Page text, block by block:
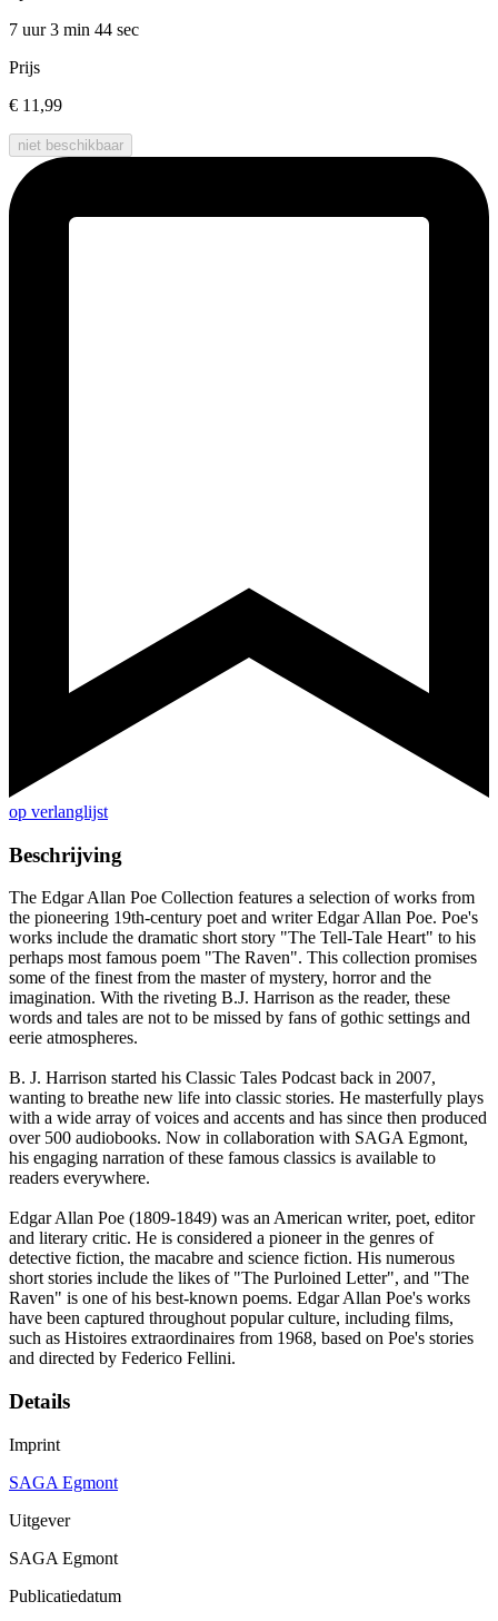
7 uur 3 min 44 sec
Prijs
€ 11,99
niet beschikbaar
op verlanglijst
Beschrijving
The Edgar Allan Poe Collection features a selection of works from
the pioneering 19th-century poet and writer Edgar Allan Poe. Poe's
works include the dramatic short story "The Tell-Tale Heart" to his
perhaps most famous poem "The Raven". This collection promises
some of the finest from the master of mystery, horror and the
imagination. With the riveting B.J. Harrison as the reader, these
words and tales are not to be missed by fans of gothic settings and
eerie atmospheres.
B. J. Harrison started his Classic Tales Podcast back in 2007,
wanting to breathe new life into classic stories. He masterfully plays
with a wide array of voices and accents and has since then produced
over 500 audiobooks. Now in collaboration with SAGA Egmont,
his engaging narration of these famous classics is available to
readers everywhere.
Edgar Allan Poe (1809-1849) was an American writer, poet, editor
and literary critic. He is considered a pioneer in the genres of
detective fiction, the macabre and science fiction. His numerous
short stories include the likes of "The Purloined Letter", and "The
Raven" is one of his best-known poems. Edgar Allan Poe's works
have been captured throughout popular culture, including films,
such as Histoires extraordinaires from 1968, based on Poe's stories
and directed by Federico Fellini.
Details
Imprint
SAGA Egmont
Uitgever
SAGA Egmont
Publicatiedatum